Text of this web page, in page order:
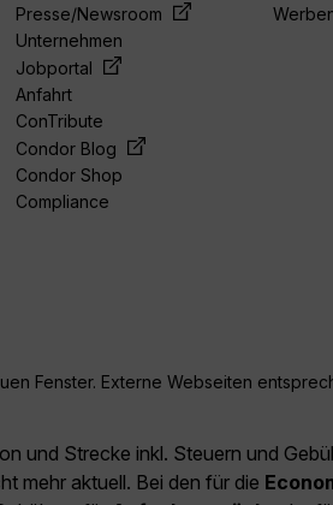
Presse/Newsroom
Unternehmen
Jobportal
Anfahrt
ConTribute
Condor Blog
Condor Shop
Compliance
Fenster. Externe Webseiten
und Strecke inkl. Steuern und
mehr aktuell. Bei den für die